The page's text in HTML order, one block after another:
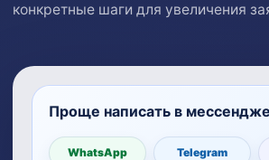
конкретные шаги для увеличения
Проще написать в
WhatsApp Telegram